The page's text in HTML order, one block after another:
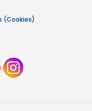
(Cookies)